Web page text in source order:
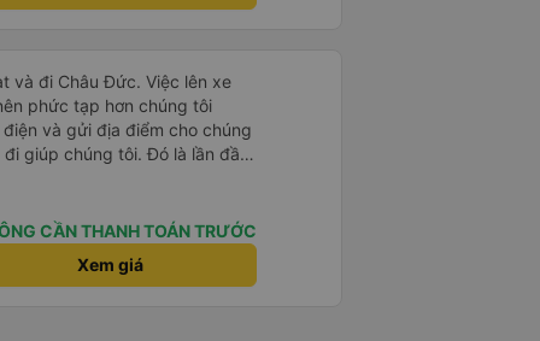
và đi Châu Đức. Việc lên xe
phức tạp hơn chúng tôi
và gửi địa điểm cho chúng
giúp chúng tôi. Đó là lần đầu
dừng lại lúc nửa đêm ở Cần
Khi đến điểm dừng, họ đánh
chúng tôi đã sẵn sàng. Nhìn
CẦN THANH TOÁN TRƯỚC
Xem giá